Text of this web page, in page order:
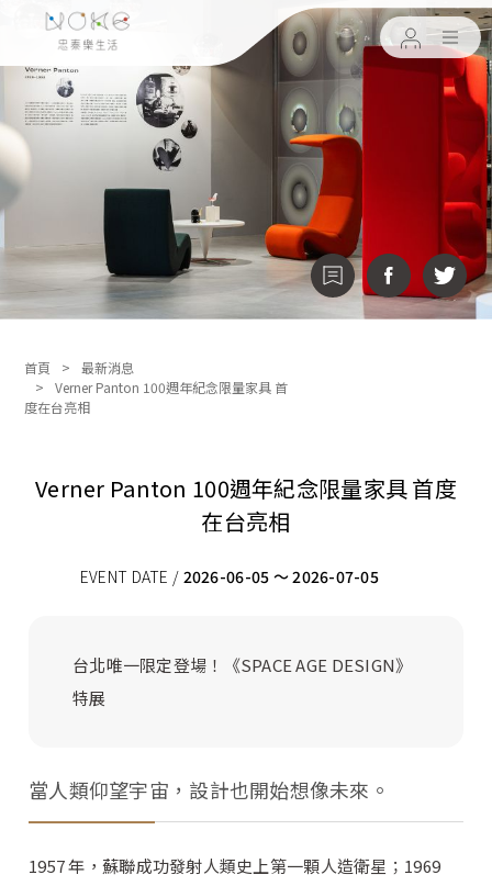
首頁
最新消息
Verner Panton 100週年紀念限量家具 首
度在台亮相
Verner Panton 100週年紀念限量家具 首度
在台亮相
EVENT DATE / 2026-06-05 ～ 2026-07-05
台北唯一限定登場！《SPACE AGE DESIGN》
特展
當人類仰望宇宙，設計也開始想像未來。
1957 年，蘇聯成功發射人類史上第一顆人造衛星；1969